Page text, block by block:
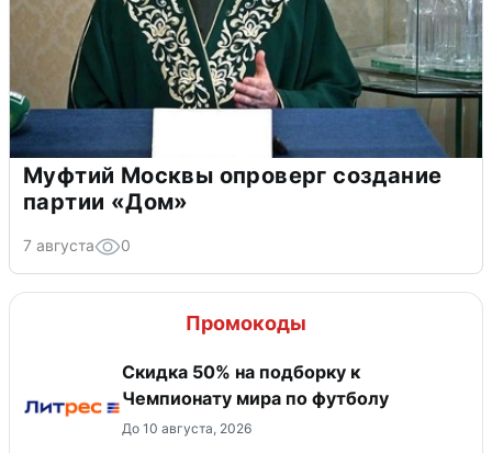
Муфтий Москвы опроверг создание
партии «Дом»
7 августа 0
Промокоды
Скидка 50% на подборку к
Чемпионату мира по футболу
До 10 августа, 2026